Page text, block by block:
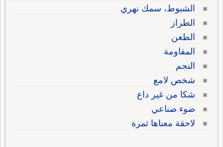
الشبوط، سمك نهري
الطراز
الطعن
المقاومة
النجم
شخص لامع
شكا من غير داع
ضوء صناعي
لاحقة معناها ثمرة